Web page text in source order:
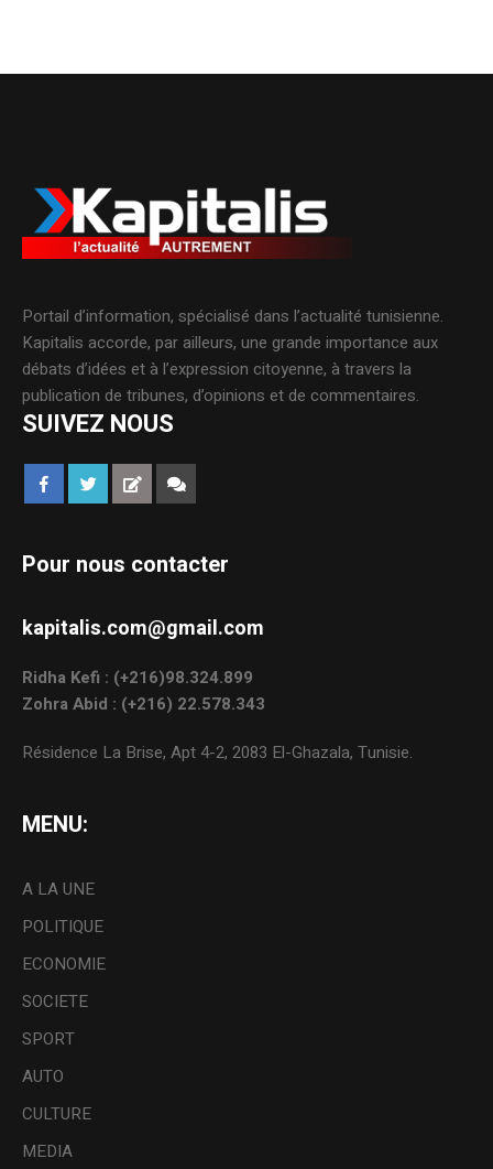
Portail d’information, spécialisé dans l’actualité tunisienne.
Kapitalis accorde, par ailleurs, une grande importance aux
débats d’idées et à l’expression citoyenne, à travers la
publication de tribunes, d’opinions et de commentaires.
SUIVEZ NOUS
Pour nous contacter
kapitalis.com@gmail.com
Ridha Kefi : (+216)98.324.899
Zohra Abid : (+216) 22.578.343
Résidence La Brise, Apt 4-2, 2083 El-Ghazala, Tunisie.
MENU:
A LA UNE
POLITIQUE
ECONOMIE
SOCIETE
SPORT
AUTO
CULTURE
MEDIA